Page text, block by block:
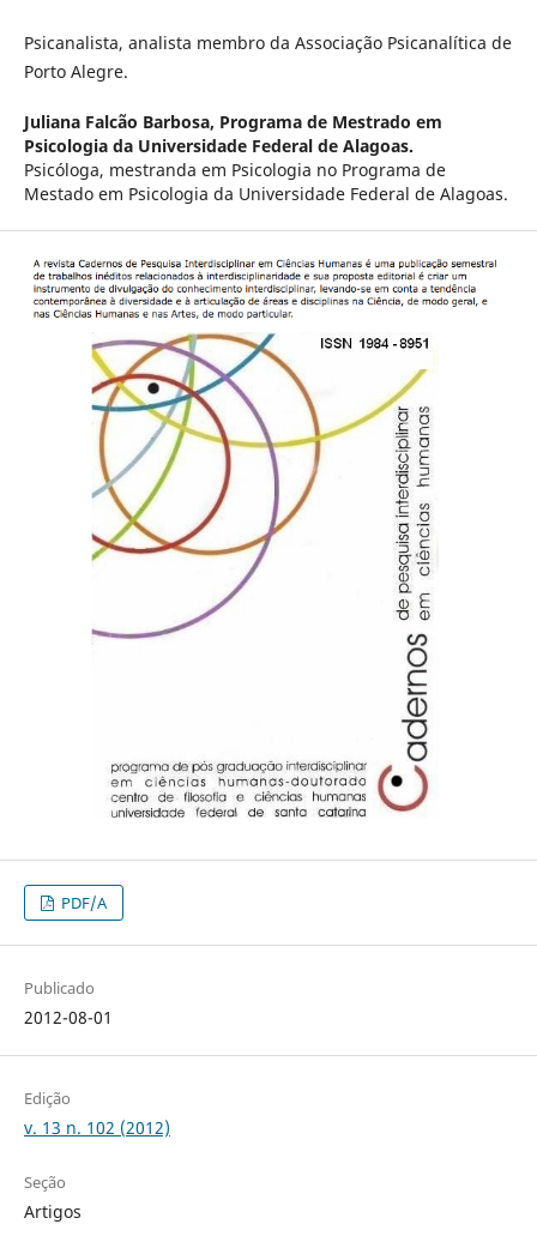
Psicanalista, analista membro da Associação Psicanalítica de
Porto Alegre.
Juliana Falcão Barbosa, Programa de Mestrado em
Psicologia da Universidade Federal de Alagoas.
Psicóloga, mestranda em Psicologia no Programa de
Mestado em Psicologia da Universidade Federal de Alagoas.
PDF/A
Publicado
2012-08-01
Edição
v. 13 n. 102 (2012)
Seção
Artigos